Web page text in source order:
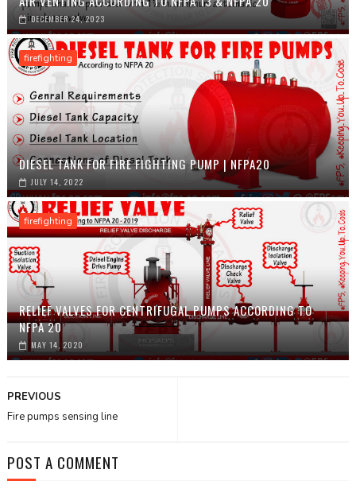
DECEMBER 24, 2023
firefighting
DIESEL TANK FOR FIRE FIGHTING PUMP | NFPA20
JULY 14, 2022
firefighting
RELIEF VALVES FOR CENTRIFUGAL PUMPS ACCORDING TO
NFPA 20
MAY 14, 2020
PREVIOUS
Fire pumps sensing line
POST A COMMENT